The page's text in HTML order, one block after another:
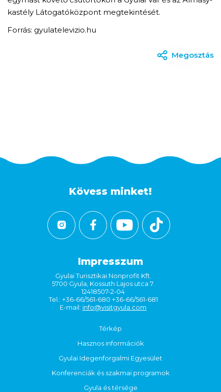
kastély Látogatóközpont megtekintését.
Forrás: gyulatelevizio.hu
Megosztás
Kövess minket!
Impresszum
Gyulai Turisztikai Nonprofit Kft.
5700 Gyula, Kossuth Lajos utca 7.
12418507-2-04
Tel.: +36-66/561-680 +36-66/561-681
E-mail: info@visitgyula.com
Térkép
Hasznos információk
Gyulai Idegenforgalmi Egyesület
Konferenciák és szakmai programok
Gyula és térsége